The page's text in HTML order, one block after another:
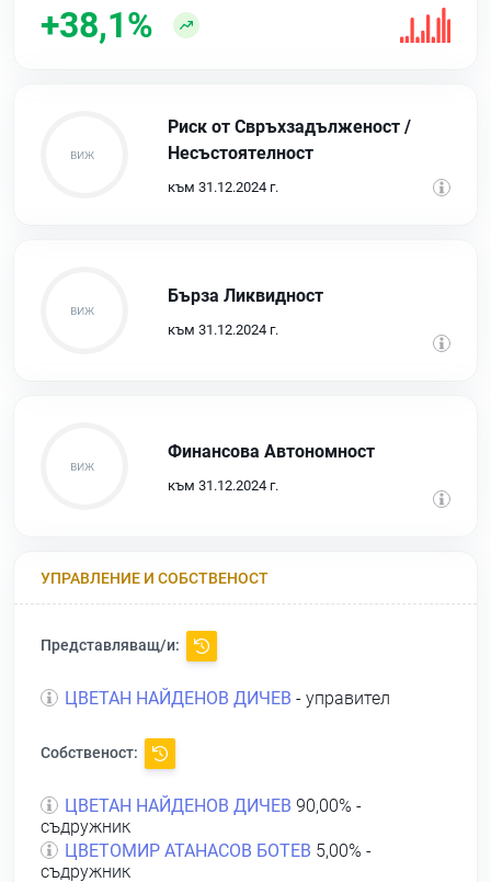
+38,1%
Риск от Свръхзадълженост /
Несъстоятелност
към 31.12.2024 г.
Бърза Ликвидност
към 31.12.2024 г.
Финансова Автономност
към 31.12.2024 г.
УПРАВЛЕНИЕ И СОБСТВЕНОСТ
Представляващ/и:
ЦВЕТАН НАЙДЕНОВ ДИЧЕВ - управител
Собственост:
ЦВЕТАН НАЙДЕНОВ ДИЧЕВ 90,00% -
съдружник
ЦВЕТОМИР АТАНАСОВ БОТЕВ 5,00% -
съдружник